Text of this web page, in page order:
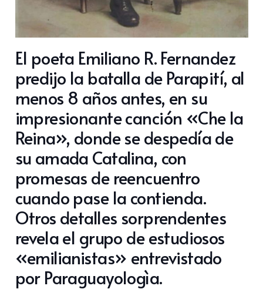
El poeta Emiliano R. Fernandez
predijo la batalla de Parapití, al
menos 8 años antes, en su
impresionante canción «Che la
Reina», donde se despedía de
su amada Catalina, con
promesas de reencuentro
cuando pase la contienda.
Otros detalles sorprendentes
revela el grupo de estudiosos
«emilianistas» entrevistado
por Paraguayologìa.